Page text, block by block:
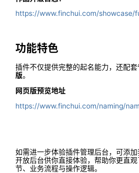
https://www.finchui.com/showcase/
功能特色
插件不仅提供完整的起名能力，还配套
版。
网页版预览地址
https://www.finchui.com/naming/
如需进一步体验插件管理后台，可添
开放后台供你直接体验，帮助你更直
节、业务流程与操作逻辑。